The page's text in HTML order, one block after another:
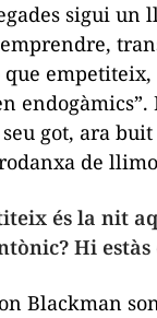
sigui un
empetiteix,
endogàmics”.
got, ara
de
és la nit
Hi
Blackman